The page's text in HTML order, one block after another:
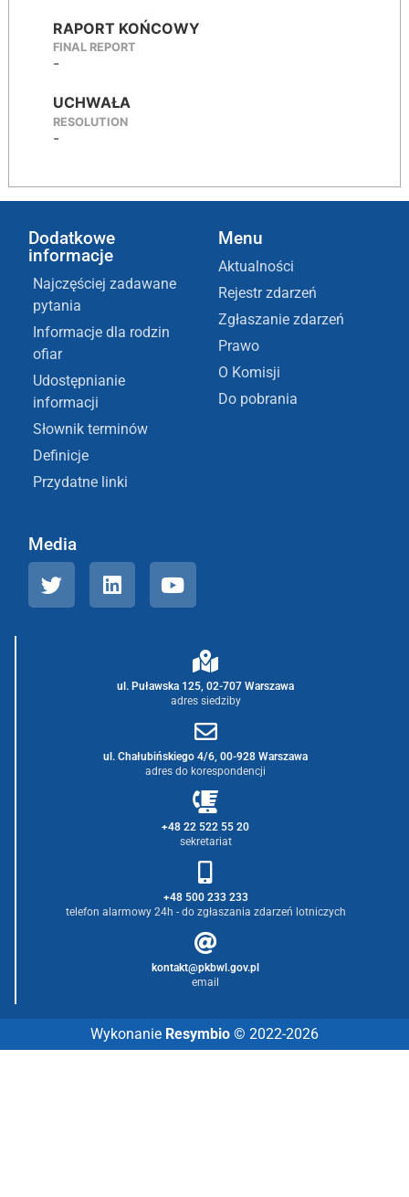
RAPORT KOŃCOWY
FINAL REPORT
-
UCHWAŁA
RESOLUTION
-
Dodatkowe
informacje
Najczęściej zadawane
pytania
Informacje dla rodzin
ofiar
Udostępnianie
informacji
Słownik terminów
Definicje
Przydatne linki
Menu
Aktualności
Rejestr zdarzeń
Zgłaszanie zdarzeń
Prawo
O Komisji
Do pobrania
Media
ul. Puławska 125, 02-707 Warszawa
adres siedziby
ul. Chałubińskiego 4/6, 00-928 Warszawa
adres do korespondencji
+48 22 522 55 20
sekretariat
+48 500 233 233
telefon alarmowy 24h - do zgłaszania zdarzeń lotniczych
kontakt@pkbwl.gov.pl
email
Wykonanie Resymbio © 2022-2026